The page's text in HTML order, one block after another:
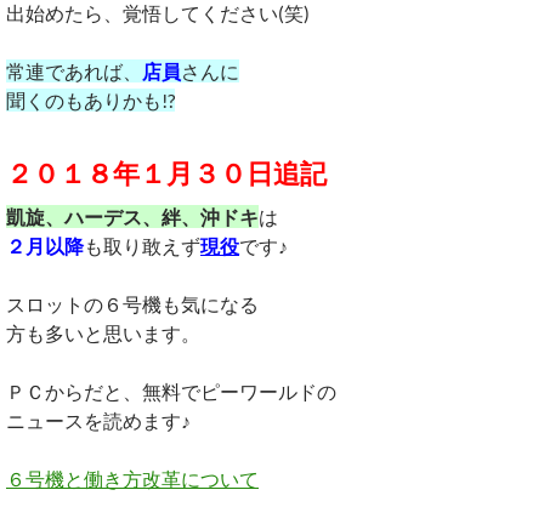
出始めたら、覚悟してください(笑)
常連であれば、 店員さんに
聞くのもありかも!?
２０１８年１月３０日追記
凱旋、ハーデス、絆、沖ドキは
２月以降も取り敢えず現役です♪
スロットの６号機も気になる
方も多いと思います。
ＰＣからだと、無料でピーワールドの
ニュースを読めます♪
６号機と働き方改革について